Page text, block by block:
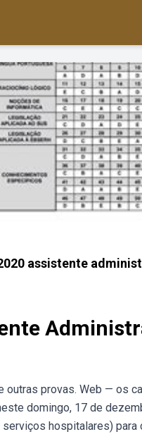
assistente
provas. Web — os
domingo, 17 de
hospitalares)